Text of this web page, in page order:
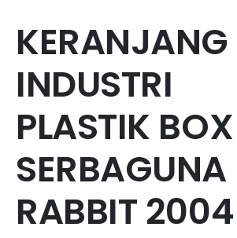
KERANJANG
INDUSTRI
PLASTIK BOX
SERBAGUNA
RABBIT 2004